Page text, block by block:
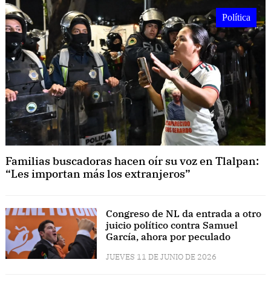
Política
Familias buscadoras hacen oír su voz en Tlalpan:
“Les importan más los extranjeros”
Congreso de NL da entrada a otro
juicio político contra Samuel
García, ahora por peculado
JUEVES 11 DE JUNIO DE 2026